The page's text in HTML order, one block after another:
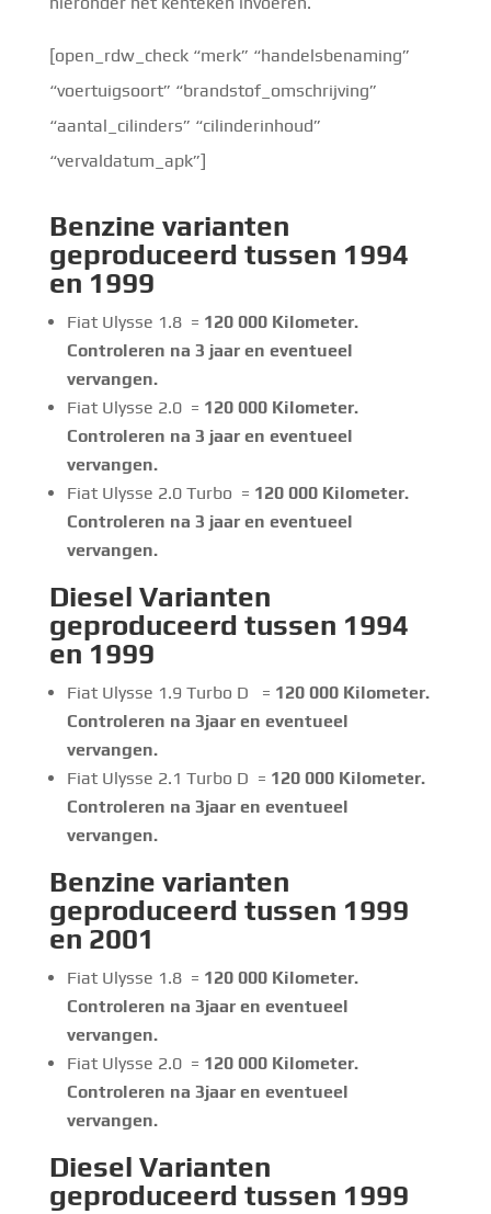
[open_rdw_check “merk” “handelsbenaming”
“voertuigsoort” “brandstof_omschrijving”
“aantal_cilinders” “cilinderinhoud”
“vervaldatum_apk”]
Benzine varianten
geproduceerd tussen 1994
en 1999
Fiat Ulysse 1.8 = 120 000Kilometer.
Controleren na 3 jaar en eventueel
vervangen.
Fiat Ulysse 2.0 = 120 000Kilometer.
Controleren na 3 jaar en eventueel
vervangen.
Fiat Ulysse 2.0 Turbo = 120 000 Kilometer.
Controleren na 3 jaar en eventueel
vervangen.
Diesel Varianten
geproduceerd tussen 1994
en 1999
Fiat Ulysse 1.9 Turbo D = 120 000 Kilometer.
Controleren na 3jaar en eventueel
vervangen.
Fiat Ulysse 2.1 Turbo D = 120 000Kilometer.
Controleren na 3jaar en eventueel
vervangen.
Benzine varianten
geproduceerd tussen 1999
en 2001
Fiat Ulysse 1.8 = 120 000Kilometer.
Controleren na 3jaar en eventueel
vervangen.
Fiat Ulysse 2.0 = 120 000Kilometer.
Controleren na 3jaar en eventueel
vervangen.
Diesel Varianten
geproduceerd tussen 1999